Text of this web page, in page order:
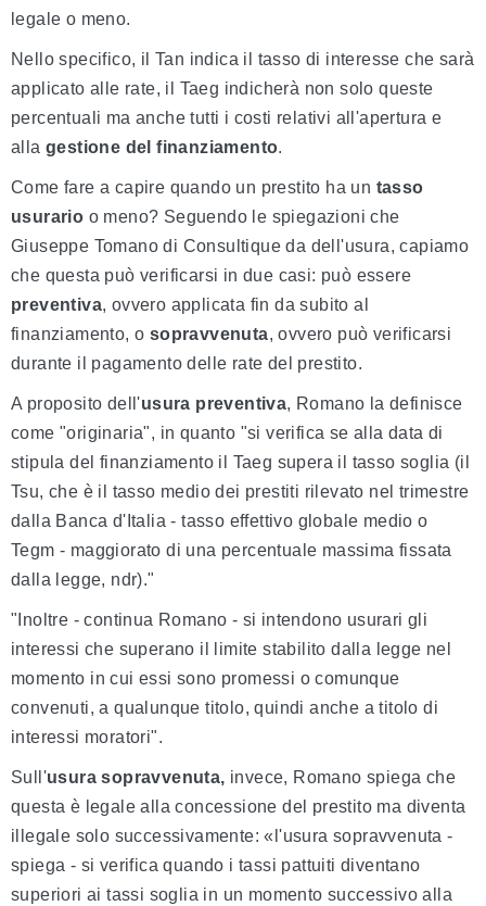
legale o meno.
Nello specifico, il Tan indica il tasso di interesse che sarà
applicato alle rate, il Taeg indicherà non solo queste
percentuali ma anche tutti i costi relativi all'apertura e
alla gestione del finanziamento.
Come fare a capire quando un prestito ha un tasso
usurario o meno? Seguendo le spiegazioni che
Giuseppe Tomano di Consultique da dell'usura, capiamo
che questa può verificarsi in due casi: può essere
preventiva, ovvero applicata fin da subito al
finanziamento, o sopravvenuta, ovvero può verificarsi
durante il pagamento delle rate del prestito.
A proposito dell'usura preventiva, Romano la definisce
come "originaria", in quanto "si verifica se alla data di
stipula del finanziamento il Taeg supera il tasso soglia (il
Tsu, che è il tasso medio dei prestiti rilevato nel trimestre
dalla Banca d'Italia - tasso effettivo globale medio o
Tegm - maggiorato di una percentuale massima fissata
dalla legge, ndr)."
"Inoltre - continua Romano - si intendono usurari gli
interessi che superano il limite stabilito dalla legge nel
momento in cui essi sono promessi o comunque
convenuti, a qualunque titolo, quindi anche a titolo di
interessi moratori".
Sull'usura sopravvenuta, invece, Romano spiega che
questa è legale alla concessione del prestito ma diventa
illegale solo successivamente: «l'usura sopravvenuta -
spiega - si verifica quando i tassi pattuiti diventano
superiori ai tassi soglia in un momento successivo alla